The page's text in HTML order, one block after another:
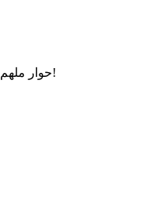
حوار ملهم مع خوسيه موخيكا الرئيس الحالي للأوروغواي، حول العدالة الاجتماعية، الحكم الرشيد والتواضع!